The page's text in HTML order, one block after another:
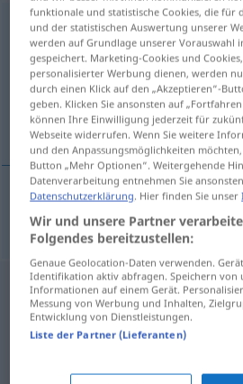
ekelerregendadj
Übersicht aller
(Für mehr Details die Übersetzung
nauseante
nauseante ekelerregend
funktionale und statistische Cookies, die für
und der statistischen Auswertung unserer
werden auf Grundlage unserer Vorauswahl
gespeichert. Marketing-Cookies und
personalisierter Werbung dienen, werden
durch einen Klick auf den „Akzeptieren“-
geben. Klicken Sie ansonsten auf
können Ihre Einwilligung jederzeit für
Webseite widerrufen. Wenn Sie weitere
und den Anpassungsmöglichkeiten
Button „Mehr Optionen“. Weitergehende
Datenverarbeitung entnehmen Sie
Datenschutzerklärung. Hier finden Sie unser
Wir und unsere Partner
Folgendes bereitzustellen:
Genaue Geolocation-Daten verwenden.
Identifikation aktiv abfragen. Speichern
Informationen auf einem Gerät.
Messung von Werbung und Inhalten,
Entwicklung von Dienstleistungen.
Liste der Partner (Lieferanten)